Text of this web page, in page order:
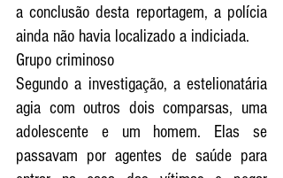
a conclusão desta reportagem, a polícia
ainda não havia localizado a indiciada.
Grupo criminoso
Segundo a investigação, a estelionatária
agia com outros dois comparsas, uma
adolescente e um homem. Elas se
passavam por agentes de saúde para